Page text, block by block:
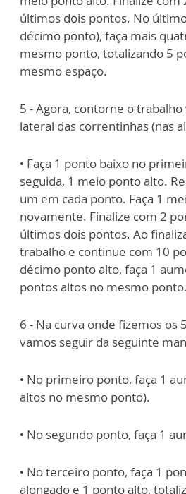
últimos dois pontos. No
décimo ponto), faça mais
mesmo ponto, totalizando 5
mesmo espaço.
5 - Agora, contorne o
lateral das correntinhas (nas
• Faça 1 ponto baixo no
seguida, 1 meio ponto alto.
um em cada ponto. Faça 1
novamente. Finalize com 2
últimos dois pontos. Ao
trabalho e continue com 10
décimo ponto alto, faça 1
pontos altos no mesmo ponto.
6 - Na curva onde fizemos os
vamos seguir da seguinte
• No primeiro ponto, faça 1
altos no mesmo ponto).
• No segundo ponto, faça 1
• No terceiro ponto, faça 1
alongado e 1 ponto alto,